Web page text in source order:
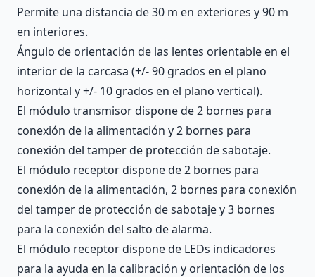
Permite una distancia de 30 m en exteriores y 90 m
en interiores.
Ángulo de orientación de las lentes orientable en el
interior de la carcasa (+/- 90 grados en el plano
horizontal y +/- 10 grados en el plano vertical).
El módulo transmisor dispone de 2 bornes para
conexión de la alimentación y 2 bornes para
conexión del tamper de protección de sabotaje.
El módulo receptor dispone de 2 bornes para
conexión de la alimentación, 2 bornes para conexión
del tamper de protección de sabotaje y 3 bornes
para la conexión del salto de alarma.
El módulo receptor dispone de LEDs indicadores
para la ayuda en la calibración y orientación de los